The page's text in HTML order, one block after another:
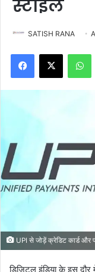
स्टाइल
SATISH RANA
Facebook
X
UPI से जोड़ें क्रेडिट कार्ड और
डिजिटल इंडिया के इस दौर